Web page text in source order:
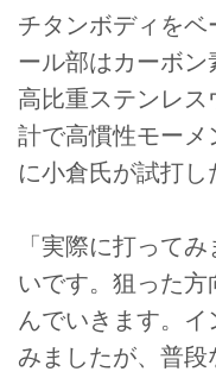
チタンボディをベ
ール部はカーボン
高比重ステンレ
計で高慣性モーメ
に小倉氏が試打し
「実際に打って
いです。狙った
んでいきます。
みましたが、普段